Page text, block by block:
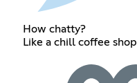
How chatty?
Like a chill coffee shop